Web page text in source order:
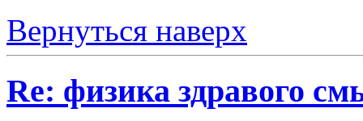
Вернуться наверх
Re: физика здравого